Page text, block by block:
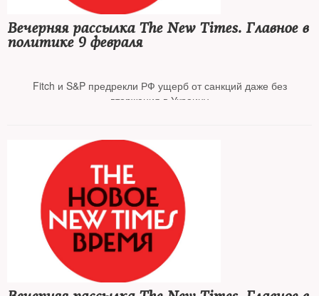
Ректора Шанинки перевели из больницы СИЗО в общую камеру
Вечерняя рассылка The New Times. Главное в
политике 9 февраля
Fitch и S&P предрекли РФ ущерб от санкций даже без
вторжения в Украину
В сенате США усомнились в эффективности антироссийских
санкций
Стало известно содержание новой военной доктрины России и
Белоруссии
«Мемориал»* включил в список политзаключенных 1000-го
человека